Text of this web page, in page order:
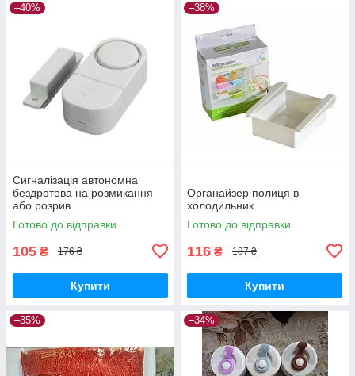
–40%
Сигналізація автономна
бездротова на розмикання
або розрив
Готово до відправки
105 ₴ 176 ₴
Купити
–38%
Органайзер полиця в
холодильник
Готово до відправки
116 ₴ 187 ₴
Купити
–35% –34%